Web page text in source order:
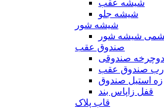
شیشه عقب
شیشه جلو
شیشه شور
شیشه شور
صندوق عقب
دوچرخه صندوقی
صندوق عقب
زه استیل صندوق
قفل زاپاس بند
قاب پلاک